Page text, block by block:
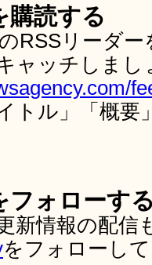
購読する
RSSリーダ
ャッチしま
トル」「概要
フォローす
新情報の配
をフォローし